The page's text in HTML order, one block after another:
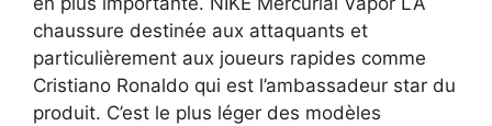
chaussure destinée aux attaquants et
particulièrement aux joueurs rapides comme
Cristiano Ronaldo qui est l’ambassadeur star du
produit. C’est le plus léger des modèles